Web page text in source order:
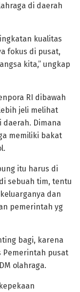
di daerah
kualitas
fokus di pusat,
kita,” ungkap
RI dibawah
jeli melihat
Dimana
memiliki bakat
itu harus di
sebuah tim, tentu
dan
pemerintah yg
bagi, karena
Pemerintah pusat
olahraga.